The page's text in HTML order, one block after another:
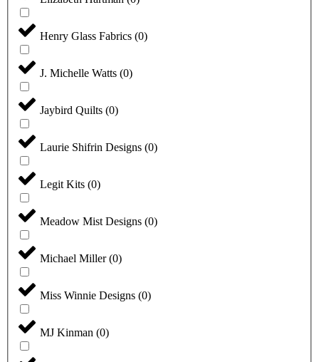
Henry Glass Fabrics (0)
J. Michelle Watts (0)
Jaybird Quilts (0)
Laurie Shifrin Designs (0)
Legit Kits (0)
Meadow Mist Designs (0)
Michael Miller (0)
Miss Winnie Designs (0)
MJ Kinman (0)